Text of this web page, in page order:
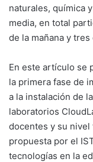
naturales, química
media, en total
de la mañana y
En este artículo se
la primera fase de
a la instalación de
laboratorios
docentes y su nivel
propuesta por el
tecnologías en la